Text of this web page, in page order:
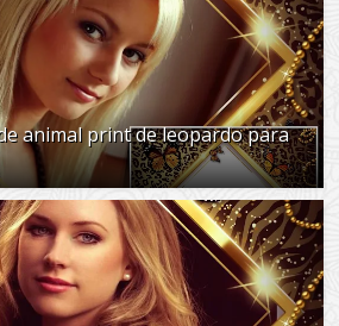
animal print de leopardo para